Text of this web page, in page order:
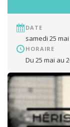
DATE
samedi 25
HORAIRE
Du 25 mai au